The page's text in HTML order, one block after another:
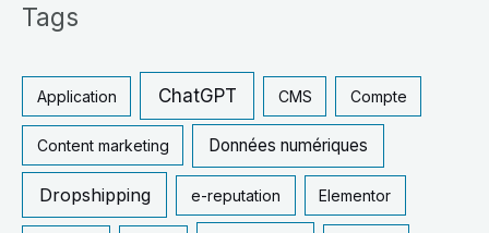
h
c
Tags
Application ChatGPT CMS Compte
Content marketing Données numériques
Dropshipping e-reputation Elementor